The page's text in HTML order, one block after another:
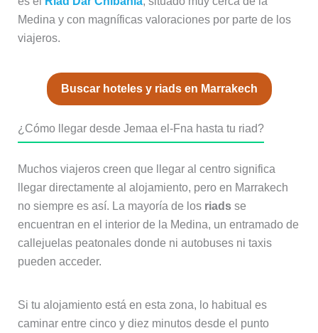
Medina y con magníficas valoraciones por parte de los
viajeros.
Buscar hoteles y riads en Marrakech
¿Cómo llegar desde Jemaa el-Fna hasta tu riad?
Muchos viajeros creen que llegar al centro significa
llegar directamente al alojamiento, pero en Marrakech
no siempre es así. La mayoría de los riadsse
encuentran en el interior de la Medina, un entramado de
callejuelas peatonales donde ni autobuses ni taxis
pueden acceder.
Si tu alojamiento está en esta zona, lo habitual es
caminar entre cinco y diez minutos desde el punto